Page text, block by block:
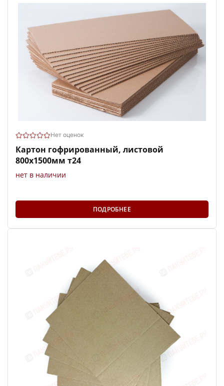
Нет оценок
Картон гофрированный, листовой
800х1500мм т24
нет в наличии
ПОДРОБНЕЕ